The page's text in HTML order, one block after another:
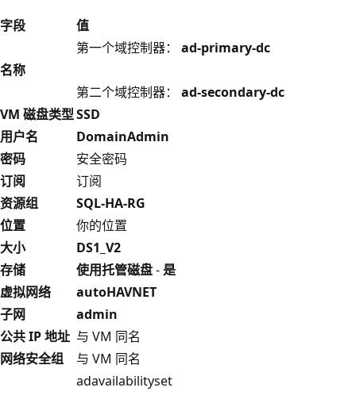
字段
值
名称
第一个域控制器： ad-primary-dc
第二个域控制器： ad-secondary-dc
VM 磁盘类型SSD
用户名
DomainAdmin
密码
安全密码
订阅
订阅
资源组
SQL-HA-RG
位置
你的位置
大小
DS1_V2
存储
使用托管磁盘- 是
虚拟网络
autoHAVNET
子网
admin
公共 IP 地址 与 VM 同名
网络安全组
与 VM 同名
adavailabilityset